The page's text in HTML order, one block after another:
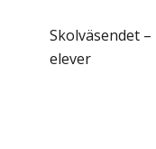
Skolväsendet
elever